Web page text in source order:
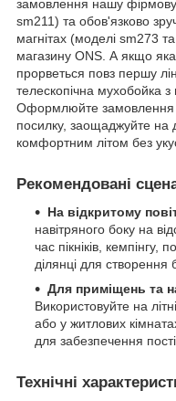
замовлення нашу фірмову
sm211) та обов'язково
магнітах (моделі sm273
магазину ONS. А якщо
прорветься повз першу
телескопічна мухобойка
Оформлюйте замовлення
посилку, заощаджуйте на
комфортним літом без
Рекомендовані
На відкритому
навітряного боку на
час пікніків, кемпінгу,
ділянці для створення
Для приміщень та
Використовуйте на
або у житлових
для забезпечення
Технічні